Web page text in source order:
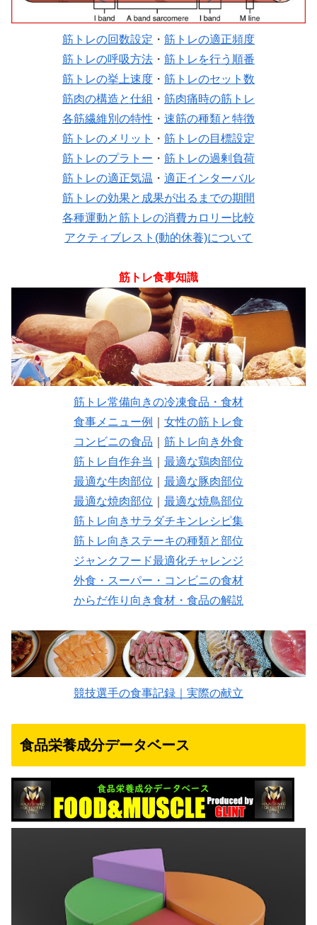
筋トレの回数設定 ・ 筋トレの適正頻度
筋トレの呼吸方法 ・ 筋トレを行う順番
筋トレの挙上速度 ・ 筋トレのセット数
筋肉の構造と仕組 ・ 筋肉痛時の筋トレ
各筋繊維別の特性 ・ 速筋の種類と特徴
筋トレのメリット
・ 筋トレの目標設定
筋トレのプラトー ・ 筋トレの過剰負荷
筋トレの適正気温 ・ 適正インターバル
筋トレの効果と成果が出るまでの期間
各種運動と筋トレの消費カロリー比較
アクティブレスト(動的休養)について
筋トレ食事知識
筋トレ常備向きの冷凍食品・食材
食事メニュー例
女性の筋トレ食
コンビニの食品
筋トレ向き外食
筋トレ自作弁当
最適な鶏肉部位
最適な牛肉部位
最適な豚肉部位
最適な焼肉部位
最適な焼鳥部位
筋トレ向きサラダチキンレシピ集
筋トレ向きステーキの種類と部位
ジャンクフード最適化チャレンジ
外食・スーパー・コンビニの食材
からだ作り向き食材・食品の解説
競技選手の食事記録｜実際の献立
食品栄養成分データベース